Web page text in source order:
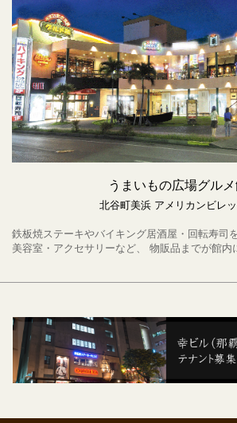
うまいもの広場グル
北谷町美浜 アメリカンビレ
鉄板焼ステーキやバイキング居酒屋・回転寿司
美容室・アクセサリーなど、 物販品までが館内